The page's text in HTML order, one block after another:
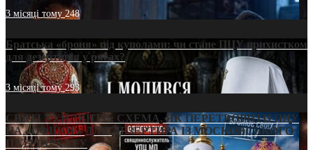
3 місяці тому248
Братська «броня» під куполами: чи стане ПЦУ прихистком
для дезертирів у рясах?
3 місяці тому293
СВЯТІ УХИЛЯНТИ: СХЕМА, ЯК ПЕРЕТВОРИТИ ПЦУ
НА «ОФШОР» ДЛЯ ДЕЗЕРТИРА ІЗ МОСКОВСЬКОГО
ПАТРІАРХАТУ